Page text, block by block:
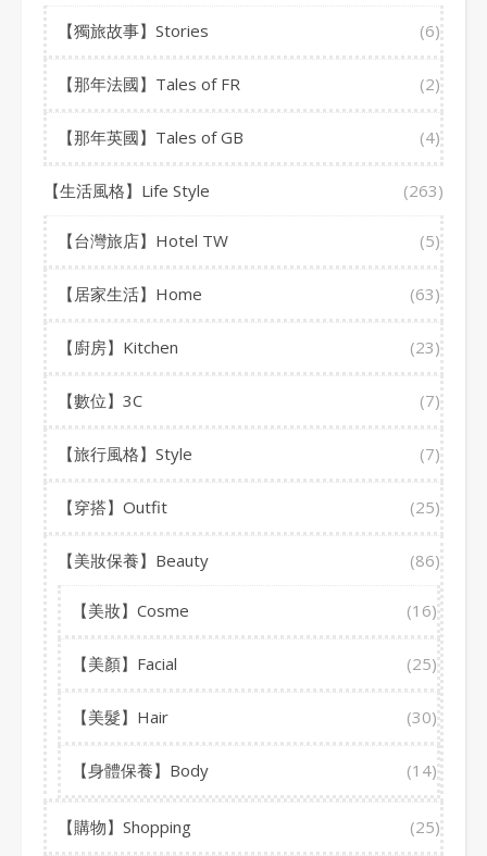
【獨旅故事】Stories (6)
【那年法國】Tales of FR (2)
【那年英國】Tales of GB (4)
【生活風格】Life Style (263)
【台灣旅店】Hotel TW (5)
【居家生活】Home (63)
【廚房】Kitchen (23)
【數位】3C (7)
【旅行風格】Style (7)
【穿搭】Outfit (25)
【美妝保養】Beauty (86)
【美妝】Cosme (16)
【美顏】Facial (25)
【美髮】Hair (30)
【身體保養】Body (14)
【購物】Shopping (25)